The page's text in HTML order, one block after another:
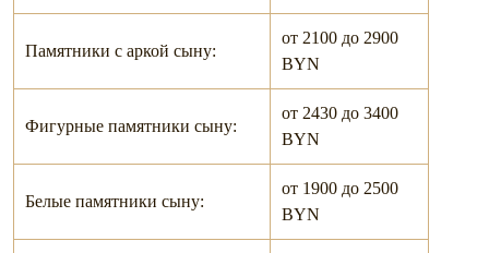
Памятники c аркой сыну:
от 2100 до 2900
BYN
Фигурные памятники сыну:
от 2430 до 3400
BYN
Белые памятники сыну:
от 1900 до 2500
BYN